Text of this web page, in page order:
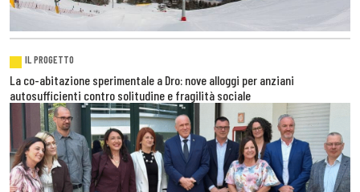
IL PROGETTO
La co-abitazione sperimentale a Dro: nove alloggi per anziani
autosufficienti contro solitudine e fragilità sociale